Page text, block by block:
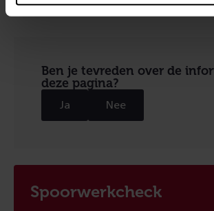
Ben je tevreden over de
deze pagina?
Ja Nee
Spoorwerkcheck